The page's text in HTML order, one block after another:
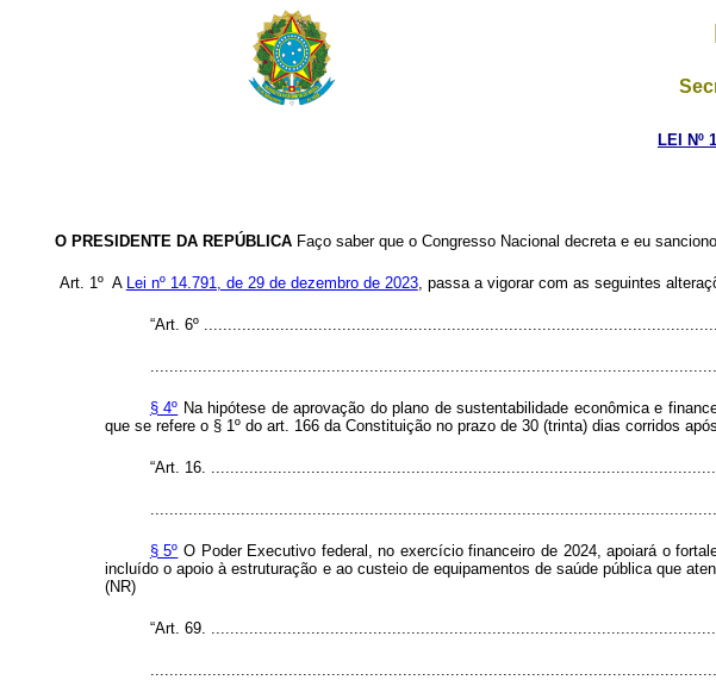
LEI Nº
O PRESIDENTE DA REPÚBLICAFaço saber que o Congresso Nacional decreta e eu
Art. 1º A Lei nº 14.791, de 29 de dezembro de 2023, passa a vigorar com as seguintes
“Art. 6º
§ 4º Na hipótese de aprovação do plano de sustentabilidade econômica e
que se refere o § 1º do art. 166 da Constituição no prazo de 30 (trinta) dias corridos
“Art. 16.
§ 5º O Poder Executivo federal, no exercício financeiro de 2024, apoiará o
incluído o apoio à estruturação e ao custeio de equipamentos de saúde pública que
(NR)
“Art. 69.